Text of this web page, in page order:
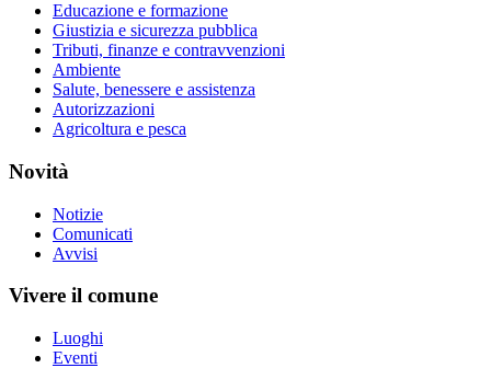
Educazione e formazione
Giustizia e sicurezza pubblica
Tributi, finanze e contravvenzioni
Ambiente
Salute, benessere e assistenza
Autorizzazioni
Agricoltura e pesca
Novità
Notizie
Comunicati
Avvisi
Vivere il comune
Luoghi
Eventi